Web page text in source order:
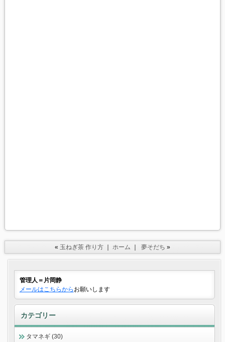
« 玉ねぎ茶 作り方｜ ホーム 夢そだち »
管理人＝片岡静
メールはこちらから お願いします
カテゴリー
タマネギ (30)